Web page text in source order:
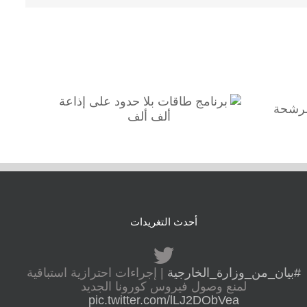
أحدث التغريدات
#بيان_من_وزارة_الخارجية | إجراءات احترازية استباقية
لمنع وصول فيروس كورونا الجديد
pic.twitter.com/lLJ2DObVea